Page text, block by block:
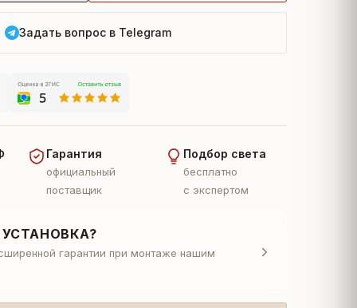
Задать вопрос в Telegram
Гарантия
официальный
поставщик
Подбор света
бесплатно
с экспертом
гарантии при монтаже нашим